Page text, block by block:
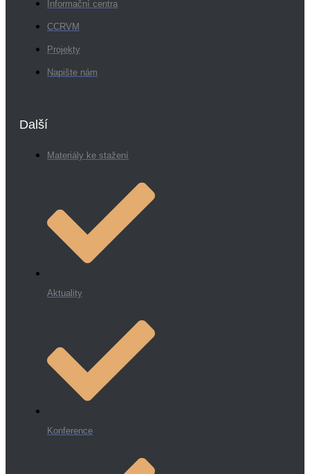
Informační centra
CCRVM
Projekty
Napište nám
Další
Materiály ke stažení
Aktuality
Konference